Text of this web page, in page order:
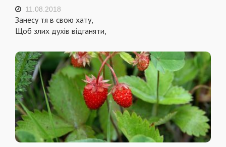
11.08.2018
Занесу тя в свою хату,
Щоб злих духів відганяти,